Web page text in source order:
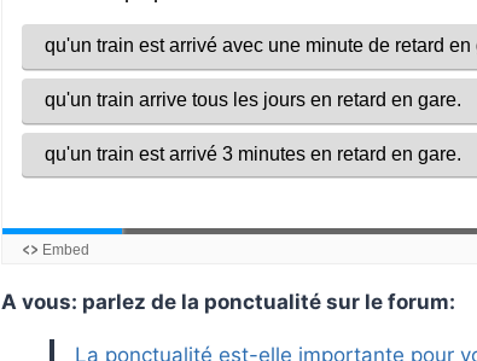
A vous: parlez de la ponctualité sur le forum:
La ponctualité est-elle importante pour